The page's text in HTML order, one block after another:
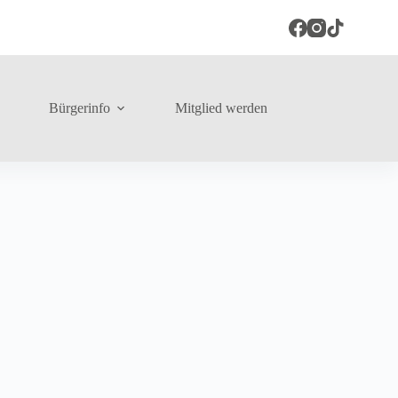
Bürgerinfo Mitglied werden